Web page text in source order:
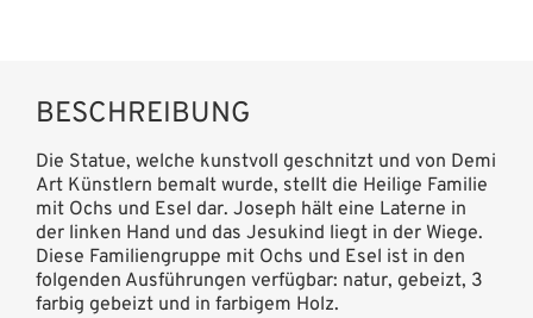
BESCHREIBUNG
Die Statue, welche kunstvoll geschnitzt und von Demi
Art Künstlern bemalt wurde, stellt die Heilige Familie
mit Ochs und Esel dar. Joseph hält eine Laterne in
der linken Hand und das Jesukind liegt in der Wiege.
Diese Familiengruppe mit Ochs und Esel ist in den
folgenden Ausführungen verfügbar: natur, gebeizt, 3
farbig gebeizt und in farbigem Holz.